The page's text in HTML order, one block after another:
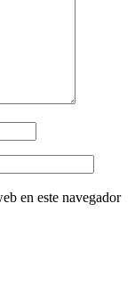
en este navegador